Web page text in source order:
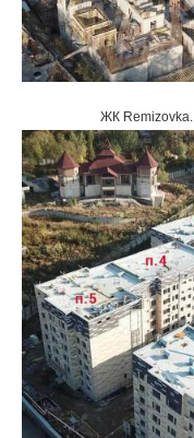
ЖК Remizovka.